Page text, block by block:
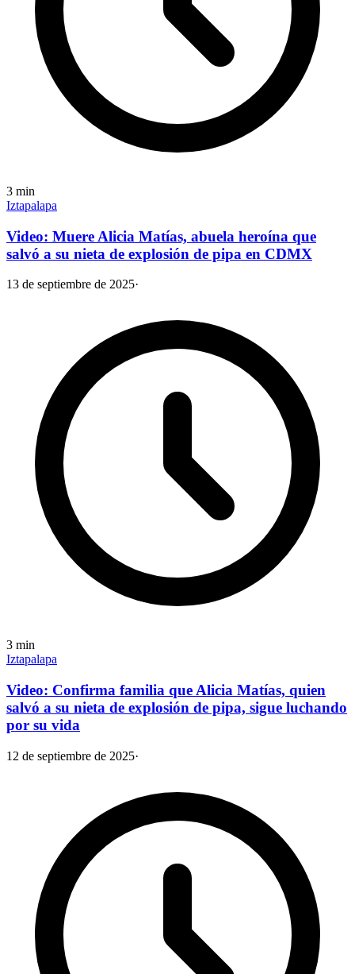
3 min
Iztapalapa
Video: Muere Alicia Matías, abuela heroína que
salvó a su nieta de explosión de pipa en CDMX
13 de septiembre de 2025·
3 min
Iztapalapa
Video: Confirma familia que Alicia Matías, quien
salvó a su nieta de explosión de pipa, sigue luchando
por su vida
12 de septiembre de 2025·